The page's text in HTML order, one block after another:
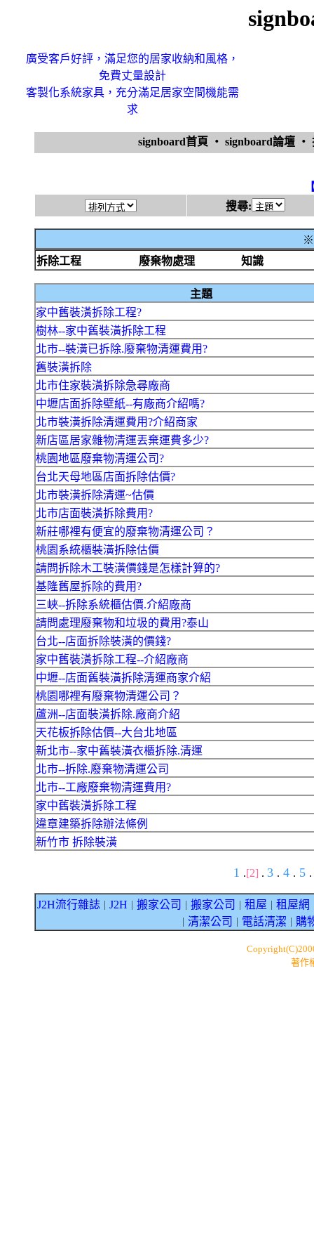
廣受客戶好評，滿足您的居家收納和風格，
免費丈量設計
客製化系統家具，充分滿足居家空間機能需
求
signboard首頁 ‧ signboard論壇 ‧
搜尋:
※
拆除工程
廢棄物處理 知識
主題
家中舊裝潢拆除工程?
樹林--家中舊裝潢拆除工程
北市--裝潢已拆除.廢棄物清運費用?
舊裝潢拆除
北市住家裝潢拆除急尋廠商
中壢店面拆除壁紙--有廠商介紹嗎?
北市裝潢拆除清運費用?介紹商家
新店區居家雜物清運丟棄運費多少?
桃園地區廢棄物清運公司?
台北天母地區店面拆除估價?
北市裝潢拆除清運~估價
北市店面裝潢拆除費用?
新莊哪裡有便宜的廢棄物清運公司？
桃園系統櫃裝潢拆除估價
請問拆除木工裝潢價錢是怎樣計算的?
基隆舊屋拆除的費用?
三峽--拆除系統櫃估價.介紹廠商
請問處理廢棄物和垃圾的費用?泰山
台北--店面拆除裝潢的價錢?
家中舊裝潢拆除工程--介紹廠商
中壢--店面舊裝潢拆除清運商家介紹
桃園哪裡有廢棄物清運公司？
蘆洲--店面裝潢拆除.廠商介紹
天花板拆除估價--大台北地區
新北市--家中舊裝潢衣櫃拆除.清運
北市--拆除.廢棄物清運公司
北市--工廠廢棄物清運費用?
家中舊裝潢拆除工程
違章建築拆除辦法條例
新竹市 拆除裝潢
1 .[2] . 3 . 4 . 5 .
J2H流行雜誌 J2H 搬家公司 搬家公司 租屋 租屋網
清潔公司 電話清潔 購
著作